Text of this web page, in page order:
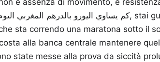
è assenza di movimento, è
sta correndo una maratona sotto il
alla banca centrale mantenere
state messe alla prova da siccità